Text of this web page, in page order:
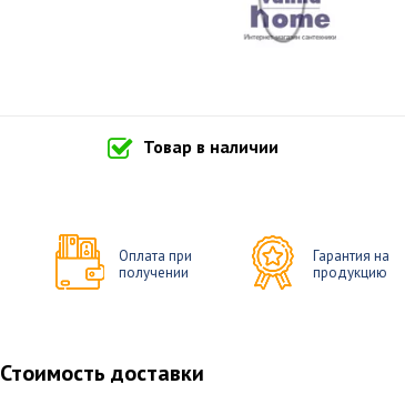
Товар в наличии
Оплата при
получении
Гарантия на
продукцию
Стоимость доставки